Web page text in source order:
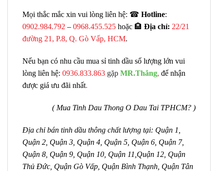
Mọi thắc mắc xin vui lòng liên hệ: ☎ Hotline:
0902.984.792 – 0968.455.525 hoặc 🏨 Địa chỉ: 22/21
đường 21, P.8, Q. Gò Vấp, HCM.
Nếu bạn có nhu cầu mua sỉ tinh dầu số lượng lớn vui
lòng liên hệ: 0936.833.863 gặp MR.Thắng, để nhận
được giá ưu đãi nhất.
( Mua Tinh Dau Thong O Dau Tai TPHCM? )
Địa chỉ bán tinh dầu thông chất lượng tại: Quận 1,
Quận 2, Quận 3, Quận 4, Quận 5, Quận 6, Quận 7,
Quận 8, Quận 9, Quận 10, Quận 11,Quận 12, Quận
Thủ Đức, Quận Gò Vấp, Quận Bình Thạnh, Quận Tân